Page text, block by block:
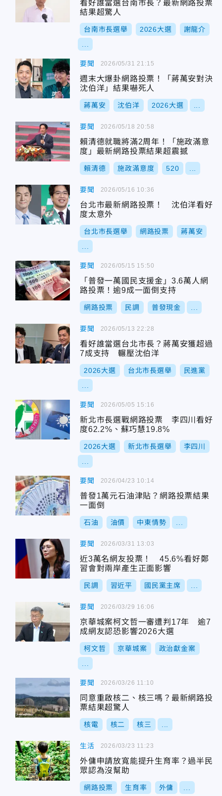
看好誰當選台南市長？最新網路投票
結果超驚人
台南市長選舉 2026大選 謝龍介
要聞
週末大爆卦網路投票！「蔣萬安對決
沈伯洋」結果嚇死人
蔣萬安 沈伯洋 2026大選
2026/05/31 21:15
要聞
賴清德就職將滿2周年！「施政滿意
度」最新網路投票結果超震撼
賴清德 施政滿意度 520
2026/05/18 20:58
要聞
台北市最新網路投票！ 沈伯洋看好
度太意外
台北市長選舉 網路投票 蔣萬安
2026/05/16 10:36
要聞
「普發一萬國民支援金」3.6萬人網
路投票！逾9成一面倒支持
網路投票 民調 普發現金
2026/05/15 15:50
要聞
看好誰當選台北市長？蔣萬安獲超過
7成支持 輾壓沈伯洋
2026大選 台北市長選舉 民進黨
2026/05/13 22:28
要聞
新北市長選戰網路投票 李四川看好
度62.2%、蘇巧慧19.8%
2026大選 新北市長選舉 李四川
2026/05/05 15:16
要聞
普發1萬元石油津貼？網路投票結果
一面倒
石油 油價 中東情勢
2026/04/23 10:14
要聞
近3萬名網友投票！ 45.6%看好鄭
習會對兩岸產生正面影響
民調 習近平 國民黨主席
2026/03/31 13:03
要聞
京華城案柯文哲一審遭判17年 逾7
成網友認恐影響2026大選
柯文哲 京華城案 政治獻金案
2026/03/29 16:06
要聞
同意重啟核二、核三嗎？最新網路投
票結果超驚人
核電 核二 核三
2026/03/26 11:10
生活
外傭申請放寬能提升生育率？過半民
眾認為沒幫助
網路投票 生育率 外傭
2026/03/23 11:23